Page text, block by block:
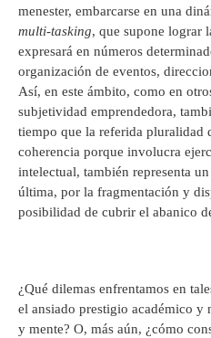
menester, embarcarse en una
multi-tasking, que supone lograr
expresará en números
organización de eventos,
Así, en este ámbito, como en
subjetividad emprendedora,
tiempo que la referida pluralidad
coherencia porque involucra
intelectual, también representa
última, por la fragmentación y
posibilidad de cubrir el abanico
¿Qué dilemas enfrentamos en
el ansiado prestigio académico y
y mente? O, más aún, ¿cómo